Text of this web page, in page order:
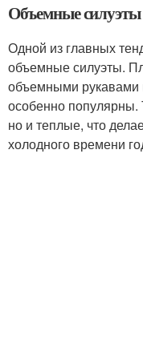
Объемные силуэты
Одной из главных
объемные силуэты.
объемными рукавами
особенно популярны.
но и теплые, что
холодного времени